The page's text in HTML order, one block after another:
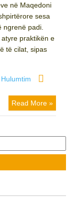
në Maqedoni
sesa
padi.
praktikën e
të cilat, sipas
Categories
Hulumtim
Read More »